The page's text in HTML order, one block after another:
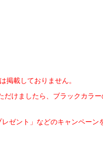
掲載しておりません。
だけましたら、ブラックカラ
ゼント」などのキャンペーン